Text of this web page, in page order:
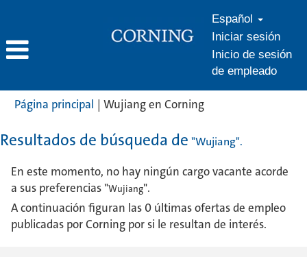
Español
Iniciar sesión
Inicio de sesión
de empleado
Página principal | Wujiang en Corning(página
Resultados de búsqueda de "Wujiang".
En este momento, no hay ningún cargo vacante acorde
a sus preferencias "Wujiang".
A continuación figuran las 0 últimas ofertas de empleo
publicadas por Corning por si le resultan de interés.